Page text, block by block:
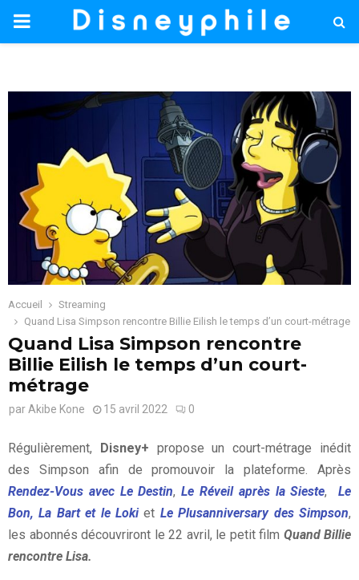
PRIMARY
Accueil
Streaming
Quand Lisa Simpson rencontre Billie Eilish le temps d’un court-métrage
Quand Lisa Simpson rencontre
Billie Eilish le temps d’un court-
métrage
par Akibe Kone 15 avril 2022 0
Régulièrement, Disney+ propose un court-métrage inédit
des Simpson afin de promouvoir la plateforme. Après
Rendez-Vous avec Le Destin,Le Réveil après la Sieste,
Le
Bon, La Bart et le Lokiet Le Plusanniversary des Simpson,
les abonnés découvriront le 22 avril, le petit film Quand Billie
rencontre Lisa.